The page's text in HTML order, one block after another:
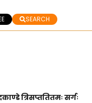
SEARCH
त्रिसप्ततितमः सर्गः